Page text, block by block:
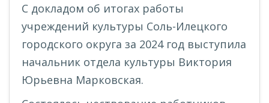
С докладом об итогах работы
учреждений культуры Соль-Илецкого
городского округа за 2024 год выступила
начальник отдела культуры Виктория
Юрьевна Марковская.